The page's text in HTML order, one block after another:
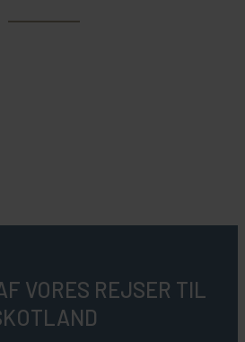
VORES REJSER TIL